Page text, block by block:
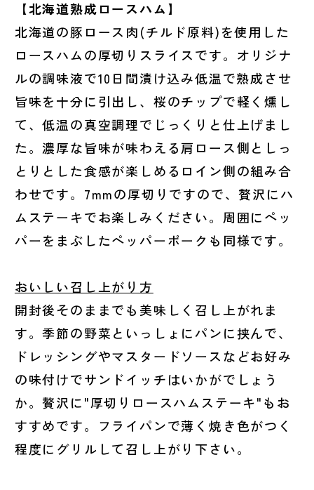
【北海道熟成ロースハム】
北海道の豚ロース肉(チルド原料)を使用した
ロースハムの厚切りスライスです。オリジナ
ルの調味液で10日間漬け込み低温で熟成させ
旨味を十分に引出し、桜のチップで軽く燻し
て、低温の真空調理でじっくりと仕上げまし
た。濃厚な旨味が味わえる肩ロース側としっ
とりとした食感が楽しめるロイン側の組み合
わせです。7mmの厚切りですので、贅沢にハ
ムステーキでお楽しみください。周囲にペッ
パーをまぶしたペッパーポークも同様です。
おいしい召し上がり方
開封後そのままでも美味しく召し上がれま
す。季節の野菜といっしょにパンに挟んで、
ドレッシングやマスタードソースなどお好み
の味付けでサンドイッチはいかがでしょう
か。贅沢に"厚切りロースハムステーキ"もお
すすめです。フライパンで薄く焼き色がつく
程度にグリルして召し上がり下さい。